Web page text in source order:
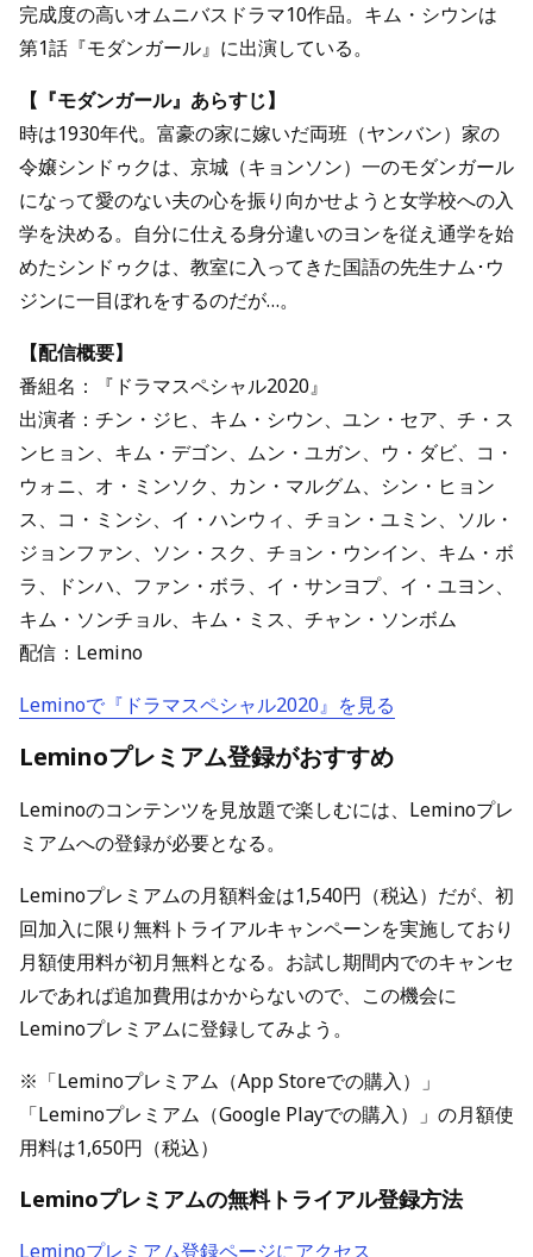
完成度の高いオムニバスドラマ10作品。キム・シウンは
第1話『モダンガール』に出演している。
【『モダンガール』あらすじ】
時は1930年代。富豪の家に嫁いだ両班（ヤンバン）家の
令嬢シンドゥクは、京城（キョンソン）一のモダンガール
になって愛のない夫の心を振り向かせようと女学校への入
学を決める。自分に仕える身分違いのヨンを従え通学を始
めたシンドゥクは、教室に入ってきた国語の先生ナム･ウ
ジンに一目ぼれをするのだが…。
【配信概要】
番組名：『ドラマスペシャル2020』
出演者：チン・ジヒ、キム・シウン、ユン・セア、チ・ス
ンヒョン、キム・デゴン、ムン・ユガン、ウ・ダビ、コ・
ウォニ、オ・ミンソク、カン・マルグム、シン・ヒョン
ス、コ・ミンシ、イ・ハンウィ、チョン・ユミン、ソル・
ジョンファン、ソン・スク、チョン・ウンイン、キム・ボ
ラ、ドンハ、ファン・ボラ、イ・サンヨプ、イ・ユヨン、
キム・ソンチョル、キム・ミス、チャン・ソンボム
配信：Lemino
Leminoで『ドラマスペシャル2020』を見る
Leminoプレミアム登録がおすすめ
Leminoのコンテンツを見放題で楽しむには、Leminoプレ
ミアムへの登録が必要となる。
Leminoプレミアムの月額料金は1,540円（税込）だが、初
回加入に限り無料トライアルキャンペーンを実施しており
月額使用料が初月無料となる。お試し期間内でのキャンセ
ルであれば追加費用はかからないので、この機会に
Leminoプレミアムに登録してみよう。
※「Leminoプレミアム（App Storeでの購入）」
「Leminoプレミアム（Google Playでの購入）」の月額使
用料は1,650円（税込）
Leminoプレミアムの無料トライアル登録方法
Leminoプレミアム登録ページにアクセス